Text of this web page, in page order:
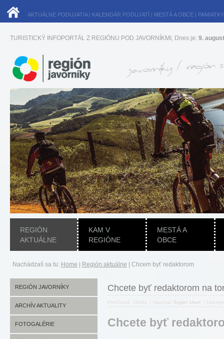
AKTUÁLNE PODUJATIA| KALENDÁR PODUJATÍ | MESTÁ A OBCE | PAMIATKY
TURISTICKÝ INFOPORTÁL Z REGIÓNU POD JAVORNÍKMI, Dnes je: 9.
REGIÓN
AKTUÁLNE
KAM V
REGIÓNE
MESTÁ A
OBCE
Nachádzaš sa tu: Home Región aktuálne Chcem byť redaktorom
REGIÓN JAVORNÍKY
ARCHÍV AKTUALITY
FOTOGALÉRIE
Chcete byť redaktorom na
Prečítané: 2664x Napísal: Super User
Chcete byť